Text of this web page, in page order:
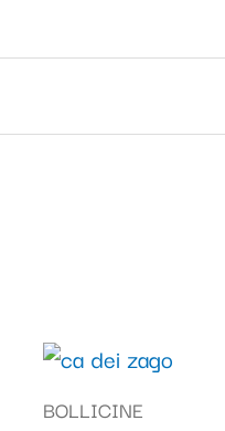
BOLLICINE